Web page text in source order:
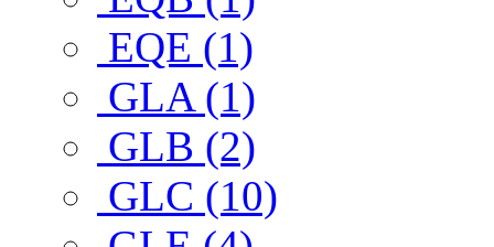
EQE (1)
GLA (1)
GLB (2)
GLC (10)